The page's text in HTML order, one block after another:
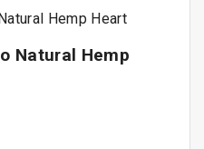
Natural Hemp